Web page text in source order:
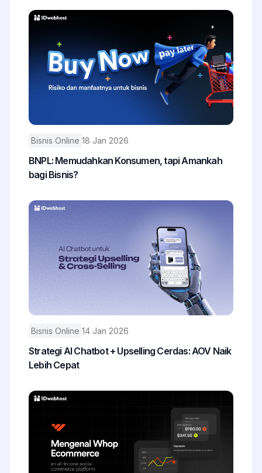
Bisnis Online 18 Jan 2026
BNPL: Memudahkan Konsumen, tapi Amankah
bagi Bisnis?
Bisnis Online 14 Jan 2026
Strategi AI Chatbot + Upselling Cerdas: AOV Naik
Lebih Cepat